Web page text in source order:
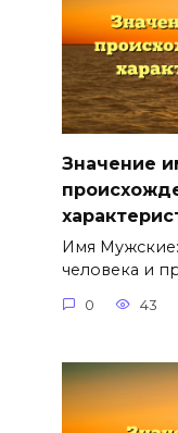
Значение
Имя Мужские:
человека и
0 43